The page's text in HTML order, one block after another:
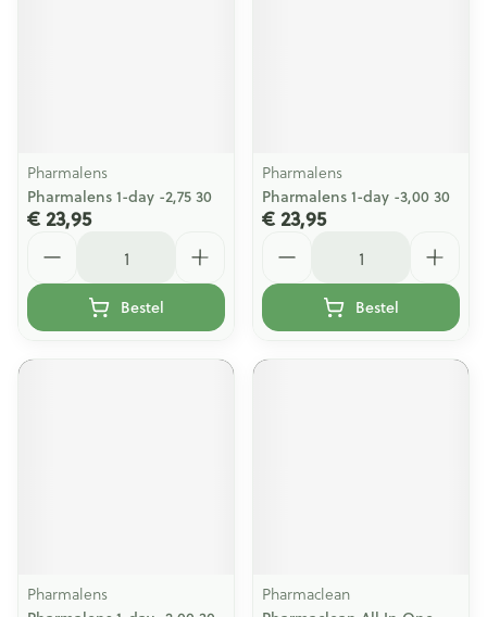
Pharmalens
Pharmalens 1-day -2,75 30
€ 23,95
Bestel
Pharmalens
Pharmalens 1-day -3,00 30
€ 23,95
Bestel
Pharmalens Pharmaclean